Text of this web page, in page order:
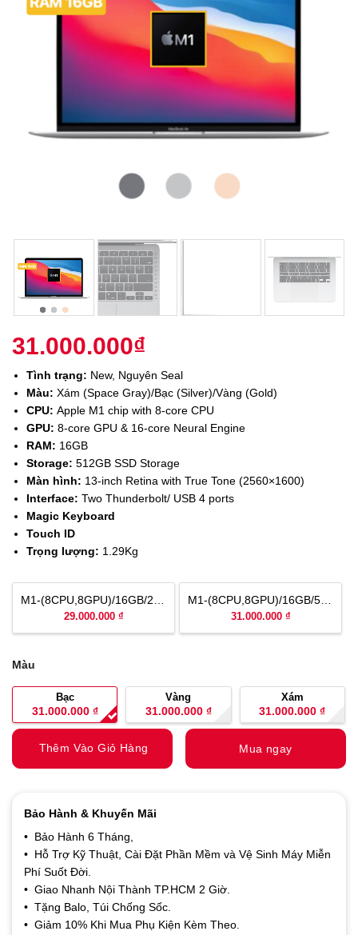
31.000.000₫
Tình trạng: New, Nguyên Seal
Màu: Xám (Space Gray)/Bạc (Silver)/Vàng (Gold)
CPU: Apple M1 chip with 8-core CPU
GPU: 8-core GPU & 16-core Neural Engine
RAM: 16GB
Storage:512GB SSD Storage
Màn hình: 13-inch Retina with True Tone (2560×1600)
Interface: Two Thunderbolt/ USB 4 ports
Magic Keyboard
Touch ID
Trọng lượng: 1.29Kg
Màu
Bạc
31.000.000 ₫
Vàng
31.000.000 ₫
Xám
31.000.000₫
29.000.000 ₫ 31.000.000 ₫
Thêm Vào Giỏ Hàng Mua ngay
Bảo Hành & Khuyến Mãi
• Bảo Hành 6 Tháng,
• Hỗ Trợ Kỹ Thuật, Cài Đặt Phần Mềm và Vệ Sinh Máy Miễn
Phí Suốt Đời.
• Giao Nhanh Nội Thành TP.HCM 2 Giờ.
• Tặng Balo, Túi Chống Sốc.
• Giảm 10% Khi Mua Phụ Kiện Kèm Theo.